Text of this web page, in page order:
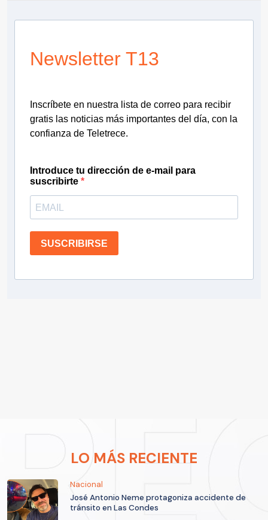
Newsletter T13
Inscríbete en nuestra lista de correo para recibir
gratis las noticias más importantes del día, con la
confianza de Teletrece.
Introduce tu dirección de e-mail para
suscribirte
SUSCRIBIRSE
LO MÁS RECIENTE
Nacional
José Antonio Neme protagoniza accidente de
tránsito en Las Condes